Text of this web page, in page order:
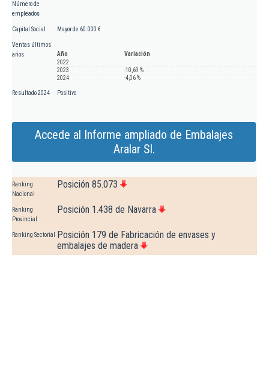
Número de
empleados
Capital Social Mayor de 60.000 €
Ventas últimos
años
Año
Variación
2022
2023
-10,69 %
2024
-4,06 %
Resultado 2024 Positivo
Accede al Informe ampliado de Embalajes
Aralar Sl.
Ranking
Nacional
Posición 85.073
Ranking
Provincial
Posición 1.438 de Navarra
Ranking Sectorial
Posición 179 de Fabricación de envases y
embalajes de madera